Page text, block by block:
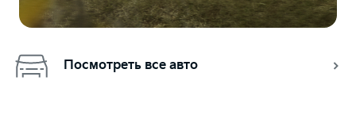
Посмотреть все авто